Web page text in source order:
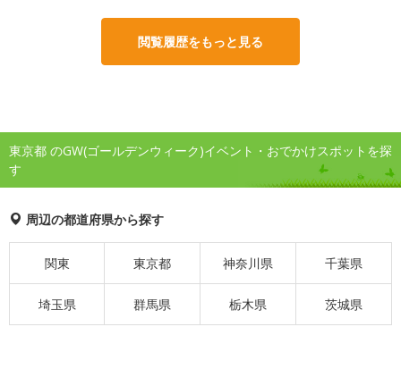
閲覧履歴をもっと見る
東京都 のGW(ゴールデンウィーク)イベント・おでかけスポットを探
す
周辺の都道府県から探す
関東 東京都 神奈川県 千葉県
埼玉県 群馬県 栃木県 茨城県